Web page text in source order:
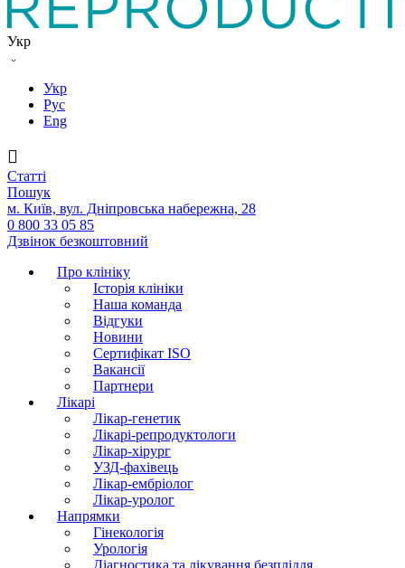
Укр
Укр
Рус
Eng
Статтi
Пошук
м. Київ, вул. Дніпровська набережна, 28
0 800 33 05 85
Дзвінок безкоштовний
Про клініку
Історія клініки
Наша команда
Вiдгуки
Новини
Сертифікат ISO
Вакансії
Партнери
Лікарі
Лікар-генетик
Лікарі-репродуктологи
Лікар-хірург
УЗД-фахівець
Лікар-ембріолог
Лікар-уролог
Напрямки
Гінекологія
Урологія
Діагностика та лікування безпліддя